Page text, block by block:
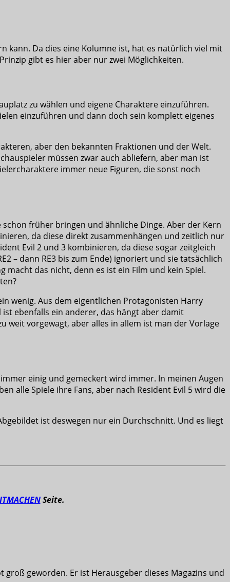
kann. Da dies eine Kolumne ist, hat es natürlich viel mit
gibt es hier aber nur zwei Möglichkeiten.
zu wählen und eigene Charaktere einzuführen.
einzuführen und dann doch sein komplett eigenes
aber den bekannten Fraktionen und der Welt.
müssen zwar auch abliefern, aber man ist
immer neue Figuren, die sonst noch
früher bringen und ähnliche Dinge. Aber der Kern
da diese direkt zusammenhängen und zeitlich nur
Evil 2 und 3 kombinieren, da diese sogar zeitgleich
– dann RE3 bis zum Ende) ignoriert und sie tatsächlich
das nicht, denn es ist ein Film und kein Spiel.
wenig. Aus dem eigentlichen Protagonisten Harry
ebenfalls ein anderer, das hängt aber damit
weit vorgewagt, aber alles in allem ist man der Vorlage
einig und gemeckert wird immer. In meinen Augen
alle Spiele ihre Fans, aber nach Resident Evil 5 wird die
ist deswegen nur ein Durchschnitt. Und es liegt
Seite.
groß geworden. Er ist Herausgeber dieses Magazins und